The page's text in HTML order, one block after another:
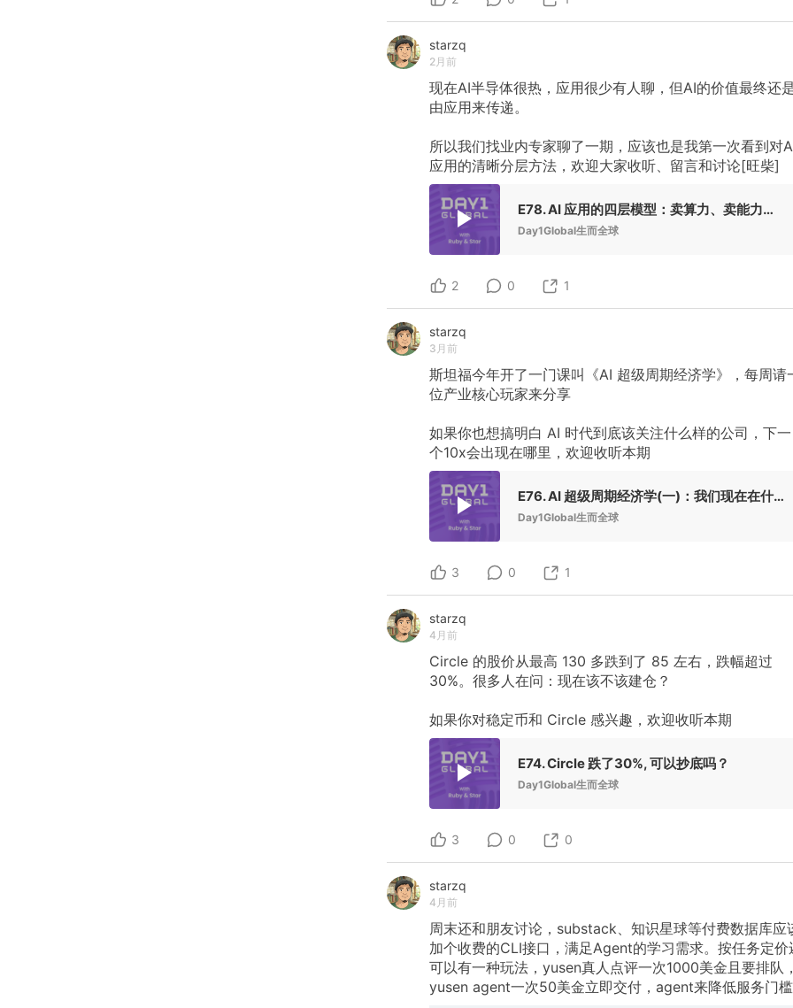
starzq
2月前
现在AI半导体很热，应用很少有人聊，但AI的价值最终还
由应用来传递。
所以我们找业内专家聊了一期，应该也是我第一次看到对
应用的清晰分层方法，欢迎大家收听、留言和讨论[旺柴]
E78. AI 应用的四层模型：卖算力、卖能力、卖入口、卖结果 ft. EvoseAI Bingo
Day1Global生而全球
2 0 1
starzq
3月前
斯坦福今年开了一门课叫《AI 超级周期经济学》，每周请
位产业核心玩家来分享
如果你也想搞明白 AI 时代到底该关注什么样的公司，下一
个10x会出现在哪里，欢迎收听本期
E76. AI 超级周期经济学(一)：我们现在在什么位置，将去哪里？
Day1Global生而全球
3 0 1
starzq
4月前
Circle 的股价从最高 130 多跌到了 85 左右，跌幅超过
30%。很多人在问：现在该不该建仓？
如果你对稳定币和 Circle 感兴趣，欢迎收听本期
E74. Circle 跌了30%, 可以抄底吗？
Day1Global生而全球
3 0 0
starzq
4月前
周末还和朋友讨论，substack、知识星球等付费数据库应
加个收费的CLI接口，满足Agent的学习需求。按任务定价
可以有一种玩法，yusen真人点评一次1000美金且要排队，
yusen agent一次50美金立即交付，agent来降低服务门槛